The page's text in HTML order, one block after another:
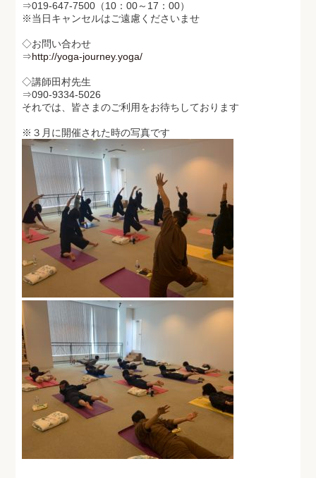
⇒019-647-7500（10：00～17：00）
※当日キャンセルはご遠慮くださいませ
◇お問い合わせ
⇒http://yoga-journey.yoga/
◇講師田村先生
⇒090-9334-5026
それでは、皆さまのご利用をお待ちしております
※３月に開催された時の写真です